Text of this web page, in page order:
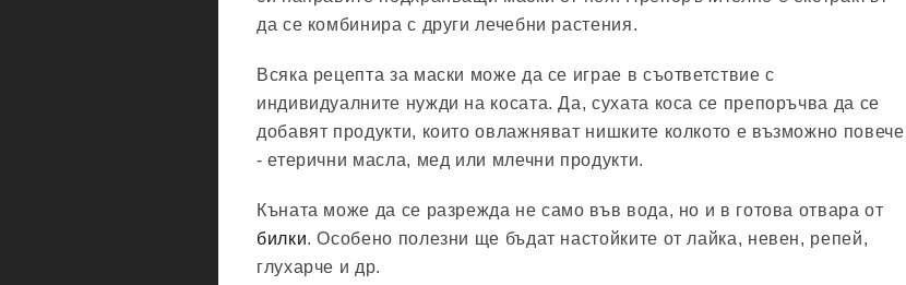
да се комбинира с други лечебни растения.
Всяка рецепта за маски може да се играе в съответствие с
индивидуалните нужди на косата. Да, сухата коса се препоръчва да се
добавят продукти, които овлажняват нишките колкото е възможно повече
- етерични масла, мед или млечни продукти.
Къната може да се разрежда не само във вода, но и в готова отвара от
билки. Особено полезни ще бъдат настойките от лайка, невен, репей,
глухарче и др.